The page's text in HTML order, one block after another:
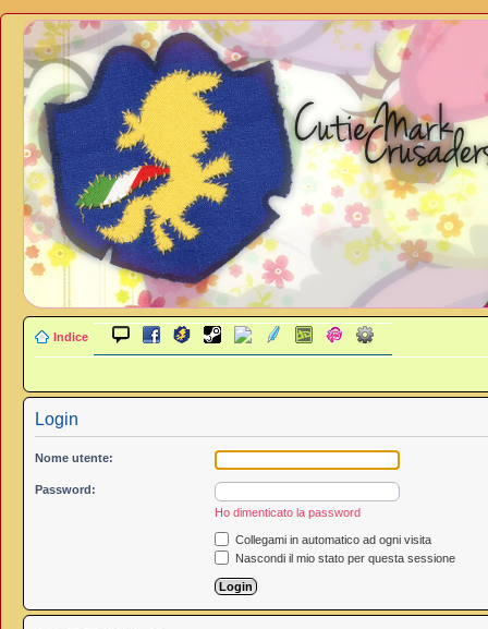
Indice
Login
Nome utente:
Password:
Ho dimenticato la password
Collegami in automatico ad ogni visita
Nascondi il mio stato per questa sessione